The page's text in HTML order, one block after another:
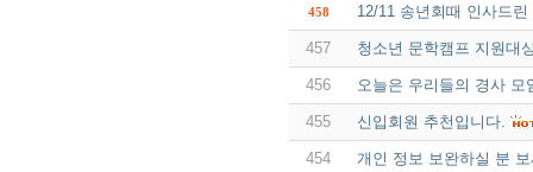
458 12/11 송년회때 인사드
457 청소년 문학캠프 지원대
456 오늘은 우리들의 경사 모
455 신입회원 추천입니다.
454 개인 정보 보완하실 분